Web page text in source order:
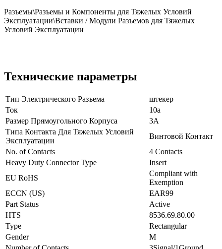
Разъемы\Разъемы и Компоненты для Тяжелых Условий
Эксплуатации\Вставки / Модули Разъемов для Тяжелых
Условий Эксплуатации
Технические параметры
Тип Электрического Разъема
штекер
Ток
10а
Размер Прямоугольного Корпуса
3A
Типа Контакта Для Тяжелых Условий
Эксплуатации
Винтовой Контакт
No. of Contacts
4 Contacts
Heavy Duty Connector Type
Insert
EU RoHS
Compliant with
Exemption
ECCN (US)
EAR99
Part Status
Active
HTS
8536.69.80.00
Type
Rectangular
Gender
M